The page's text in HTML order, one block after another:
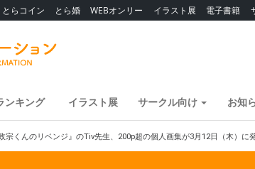
とらコイン とら婚 WEBオンリー イラスト展 電子書籍
ンキング イラスト展 サークル向け お知
政宗くんのリベンジ』のTiv先生、200p超の個人画集が3月12日（木）